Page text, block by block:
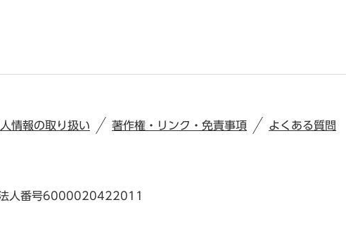
情報の取り扱い 著作権・リンク・免責事項 よくある質問
人番号6000020422011